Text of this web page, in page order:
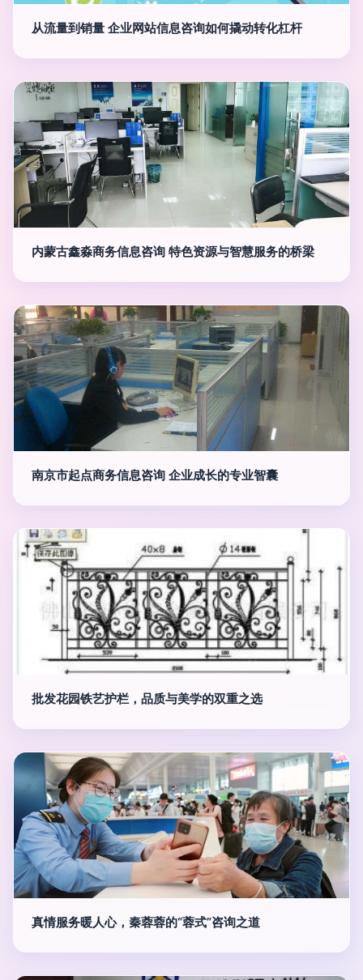
从流量到销量 企业网站信息咨询如何撬动转化杠杆
内蒙古鑫淼商务信息咨询 特色资源与智慧服务的桥梁
南京市起点商务信息咨询 企业成长的专业智囊
批发花园铁艺护栏，品质与美学的双重之选
真情服务暖人心，秦蓉蓉的“蓉式”咨询之道